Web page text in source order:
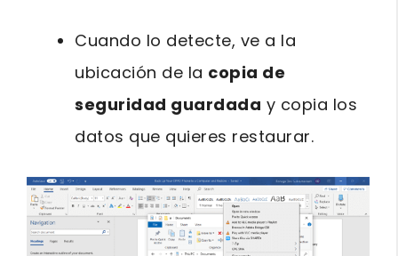
Cuando lo detecte, ve a la
ubicación de la copia de
seguridad guardada y copia los
datos que quieres restaurar.